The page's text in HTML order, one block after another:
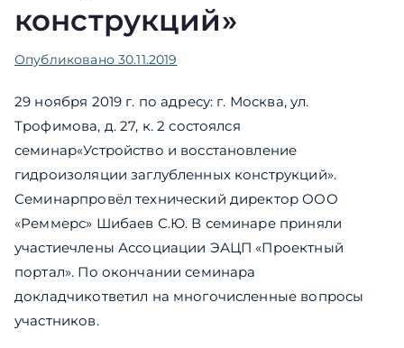
конструкций»
Опубликовано 30.11.2019
29 ноября 2019 г. по адресу: г. Москва, ул.
Трофимова, д. 27, к. 2 состоялся
семинар«Устройство и восстановление
гидроизоляции заглубленных конструкций».
Семинарпровёл технический директор ООО
«Реммерс» Шибаев С.Ю. В семинаре приняли
участиечлены Ассоциации ЭАЦП «Проектный
портал». По окончании семинара
докладчикответил на многочисленные вопросы
участников.